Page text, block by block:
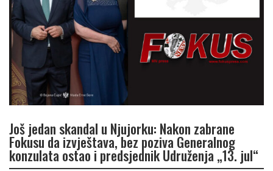
Još jedan skandal u Njujorku: Nakon zabrane
Fokusu da izvještava, bez poziva Generalnog
konzulata ostao i predsjednik Udruženja „13. jul“